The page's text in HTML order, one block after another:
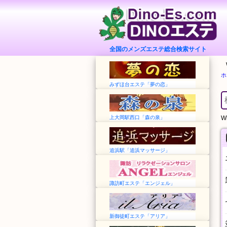
全国のメンズエステ総合検索サイト
みずほ台エステ「夢の恋」
上大岡駅西口「森の泉」
追浜駅「追浜マッサージ」
諏訪町エステ「エンジェル」
新御徒町エステ「アリア」